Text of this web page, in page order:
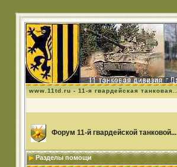
www.11td.ru - 11-я гвардейская танковая...
Форум 11-й гвардейской танковой...
Разделы помощи